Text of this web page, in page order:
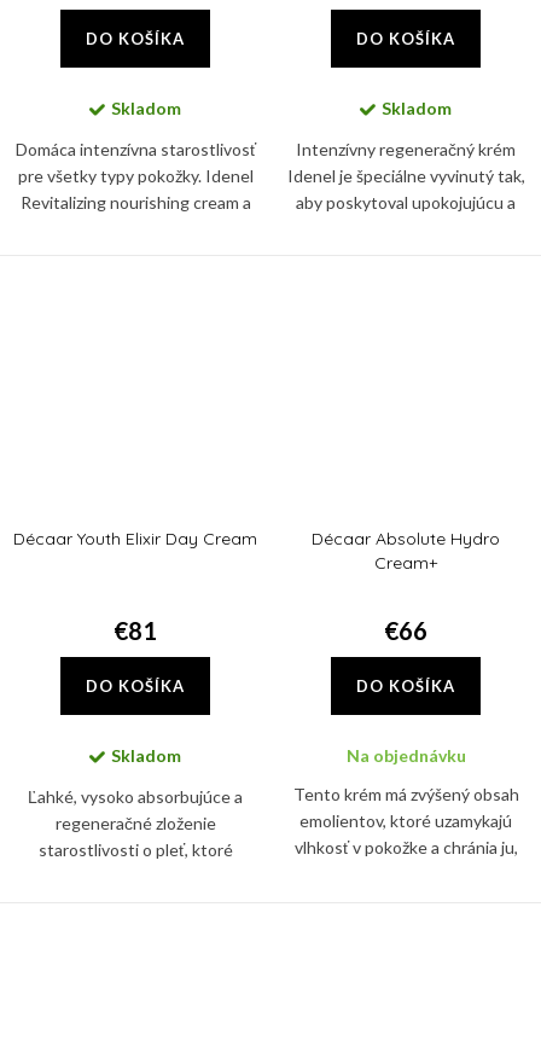
DO KOŠÍKA
Skladom
Domáca intenzívna starostlivosť
pre všetky typy pokožky. Idenel
Revitalizing nourishing cream a
DO KOŠÍKA
Skladom
Intenzívny regeneračný krém
Idenel je špeciálne vyvinutý tak,
aby poskytoval upokojujúcu a
Décaar Youth Elixir Day Cream
€81
DO KOŠÍKA
Skladom
Ľahké, vysoko absorbujúce a
regeneračné zloženie
starostlivosti o pleť, ktoré
Décaar Absolute Hydro
Cream+
€66
DO KOŠÍKA
Na objednávku
Tento krém má zvýšený obsah
emolientov, ktoré uzamykajú
vlhkosť v pokožke a chránia ju,